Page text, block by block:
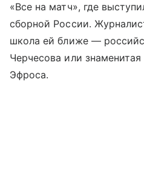
«Все на матч», где
сборной России.
школа ей ближе —
Черчесова или
Эфроса.